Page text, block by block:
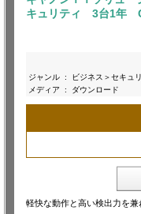
キュリティ 3台1年
ジャンル :
ビジネス＞セキュ
メディア
: ダウンロード
軽快な動作と高い検出力を